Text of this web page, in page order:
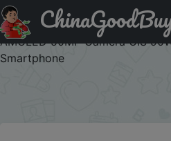
Промокод на знижку BFUA40
Snapdragon®8s Gen 4 NFC
AMOLED 50MP Camera OIS
Smartphone